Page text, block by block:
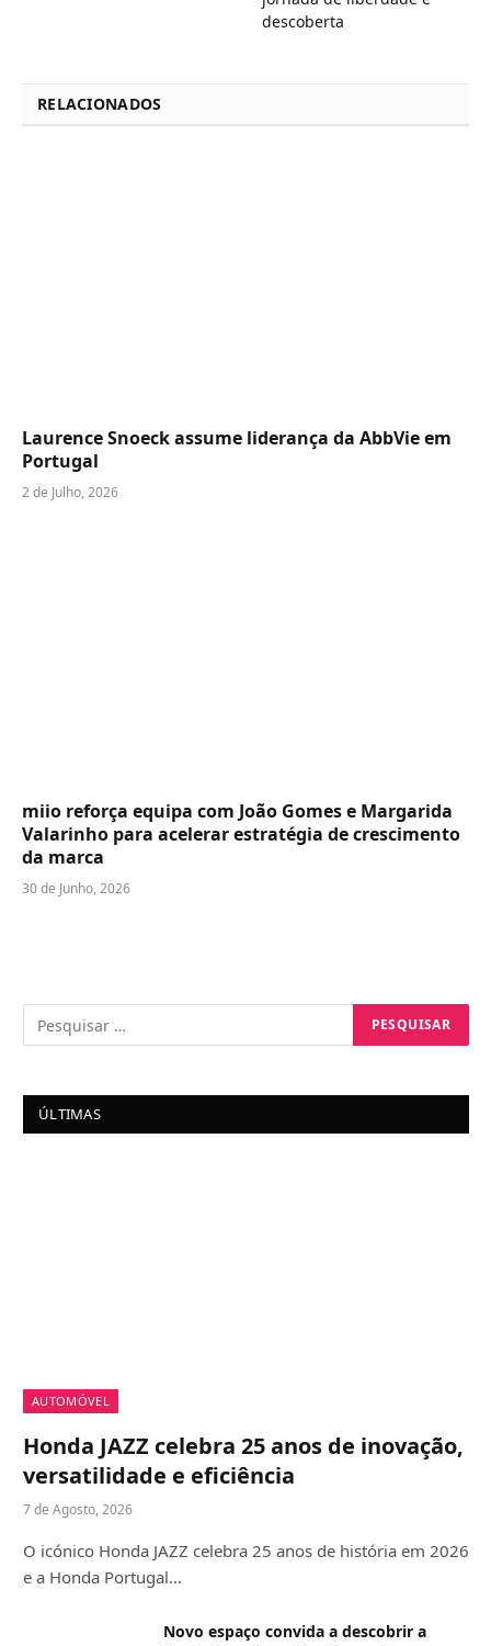
descoberta
RELACIONADOS
Laurence Snoeck assume liderança da AbbVie em
Portugal
2 de Julho, 2026
miio reforça equipa com João Gomes e Margarida
Valarinho para acelerar estratégia de crescimento
da marca
30 de Junho, 2026
ÚLTIMAS
AUTOMÓVEL
Honda JAZZ celebra 25 anos de inovação,
versatilidade e eficiência
7 de Agosto, 2026
O icónico Honda JAZZ celebra 25 anos de história em 2026
e a Honda Portugal…
Novo espaço convida a descobrir a